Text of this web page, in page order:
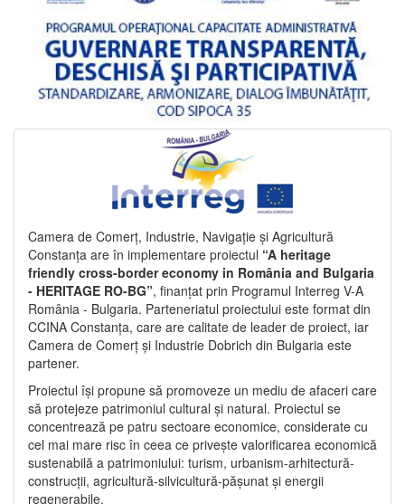
Camera de Comerț, Industrie, Navigație și Agricultură
Constanța are în implementare proiectul “A heritage
friendly cross-border economy in România and Bulgaria
- HERITAGE RO-BG”, finanțat prin Programul Interreg V-A
România - Bulgaria. Parteneriatul proiectului este format din
CCINA Constanța, care are calitate de leader de proiect, iar
Camera de Comerț și Industrie Dobrich din Bulgaria este
partener.
Proiectul își propune să promoveze un mediu de afaceri care
să protejeze patrimoniul cultural și natural. Proiectul se
concentrează pe patru sectoare economice, considerate cu
cel mai mare risc în ceea ce privește valorificarea economică
sustenabilă a patrimoniului: turism, urbanism-arhitectură-
construcții, agricultură-silvicultură-pășunat și energii
regenerabile.